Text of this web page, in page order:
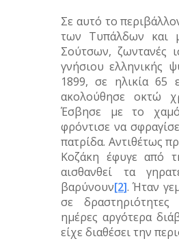
Σε αυτό το
των Τυπάλδων και
Σούτσων, ζωντανές
γνήσιου
1899, σε ηλικία 65
ακολούθησε οκτώ
Έσβησε με το
φρόντισε να
πατρίδα. Αντιθέτως
Κοζάκη έφυγε από
αισθανθεί τα
βαρύνουν[2]. Ήταν
σε δραστηριότητες
ημέρες αργότερα
είχε διαθέσει την